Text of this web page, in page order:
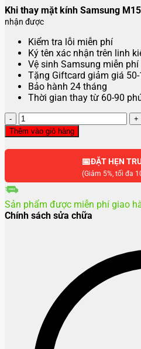
Khi thay mặt kính Samsung M15
nhận được
Kiểm tra lỗi miễn phí
Ký tên xác nhận trên linh
Vệ sinh Samsung miễn phí
Tặng Giftcard giảm giá
Bảo hành 24 tháng
Thời gian thay từ 60-90
Thay
mặt
kính
Samsung
lượng
Thêm vào giỏ hàng
📅ĐẶT HẸN
(Giảm 5%, tối đa
Sản phẩm được miễn phí giao
Chính sách sửa chữa